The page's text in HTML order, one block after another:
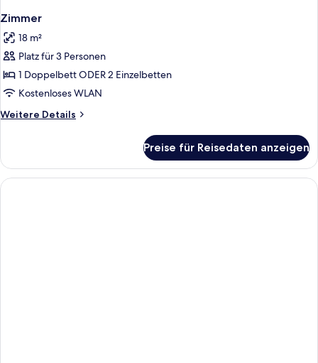
Zimmer
18 m²
Platz für 3 Personen
1 Doppelbett ODER 2 Einzelbetten
Kostenloses WLAN
Weitere Details
Weitere
Preise für Reisedaten anzeigen